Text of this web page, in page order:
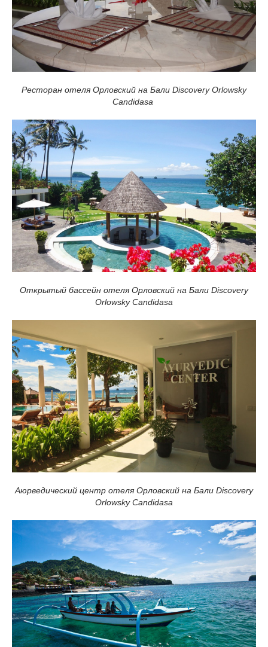
Ресторан отеля Орловский на Бали Discovery Orlowsky
Candidasa
Открытый бассейн отеля Орловский на Бали Discovery
Orlowsky Candidasa
Аюрведический центр отеля Орловский на Бали Discovery
Orlowsky Candidasa